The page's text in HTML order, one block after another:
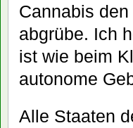
Cannabis
abgrübe. Ich
ist wie beim
autonome
Alle Staaten